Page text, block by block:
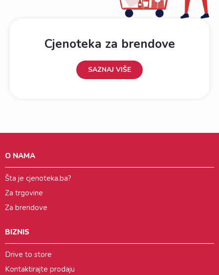
Cjenoteka za brendove
SAZNAJ VIŠE
O NAMA
Šta je cjenoteka.ba?
Za trgovine
Za brendove
BIZNIS
Drive to store
Kontaktirajte prodaju